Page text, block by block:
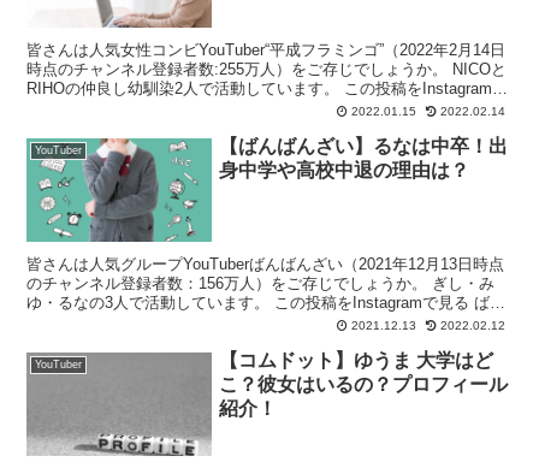
皆さんは人気女性コンビYouTuber“平成フラミンゴ”（2022年2月14日
時点のチャンネル登録者数:255万人）をご存じでしょうか。 NICOと
RIHOの仲良し幼馴染2人で活動しています。 この投稿をInstagramで
2022.01.15 2022.02.14
YouTuber
【ばんばんざい】るなは中卒！出
身中学や高校中退の理由は？
皆さんは人気グループYouTuberばんばんざい（2021年12月13日時点
のチャンネル登録者数：156万人）をご存じでしょうか。 ぎし・み
ゆ・るなの3人で活動しています。 この投稿をInstagramで見る ばん
2021.12.13 2022.02.12
YouTuber
【コムドット】ゆうま 大学はど
こ？彼女はいるの？プロフィール
紹介！